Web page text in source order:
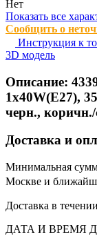
Нет
Показать все
Сообщить о
Инструкция к
3D модель
Описание:
1х40W(E27),
черн.,
Доставка и
Минимальная
Москве и
Доставка в
ДАТА И ВРЕМЯ